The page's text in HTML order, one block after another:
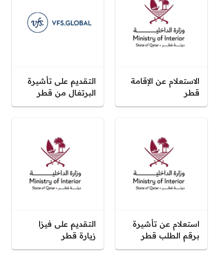
الاستعلام عن الإقامة
قطر
التقديم على تأشيرة
البرتغال من قطر
استعلام عن تأشيرة
برقم الطلب قطر
التقديم على فيزا
زيارة قطر